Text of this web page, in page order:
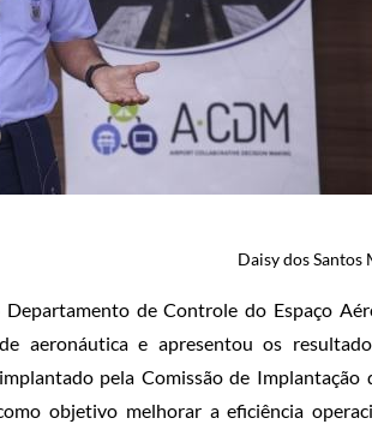
Daisy dos Santos
de Controle do Espaço
aeronáutica e apresentou os
pela Comissão de Implantação
objetivo melhorar a eficiência